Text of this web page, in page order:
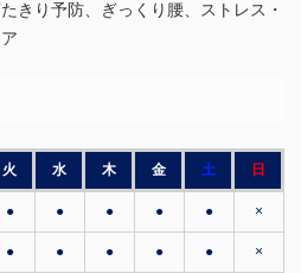
きり予防、ぎっくり腰、ストレス・
火 水 木 金 土 日
● ● ● ● ● ×
● ● ● ● ● ×